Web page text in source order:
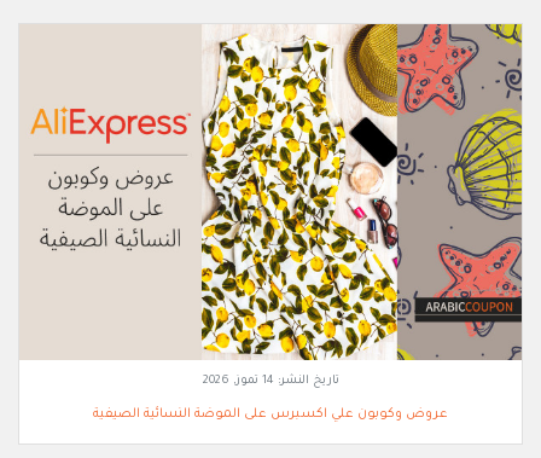
تاريخ النشر: 14 تموز, 2026
عروض وكوبون علي اكسبرس على الموضة النسائية الصيفية